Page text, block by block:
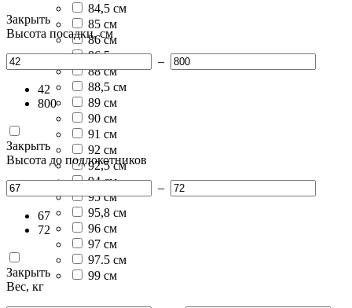
84,5 см
85 см
86 см
86,5 см
88 см
88,5 см
89 см
90 см
91 см
92 см
92,5 см
94 см
95 см
95,8 см
96 см
97 см
97.5 см
99 см
Закрыть
Высота посадки, см
–
42
800
Закрыть
Высота до подлокотников
–
67
72
Закрыть
Вес, кг